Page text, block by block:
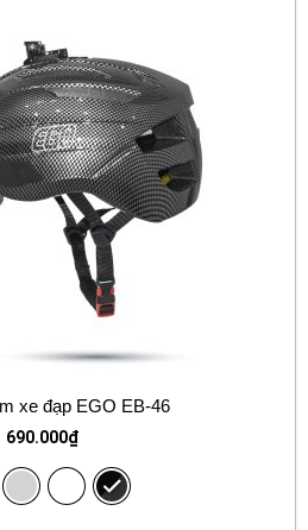
xe đạp EGO EB-46
690.000₫